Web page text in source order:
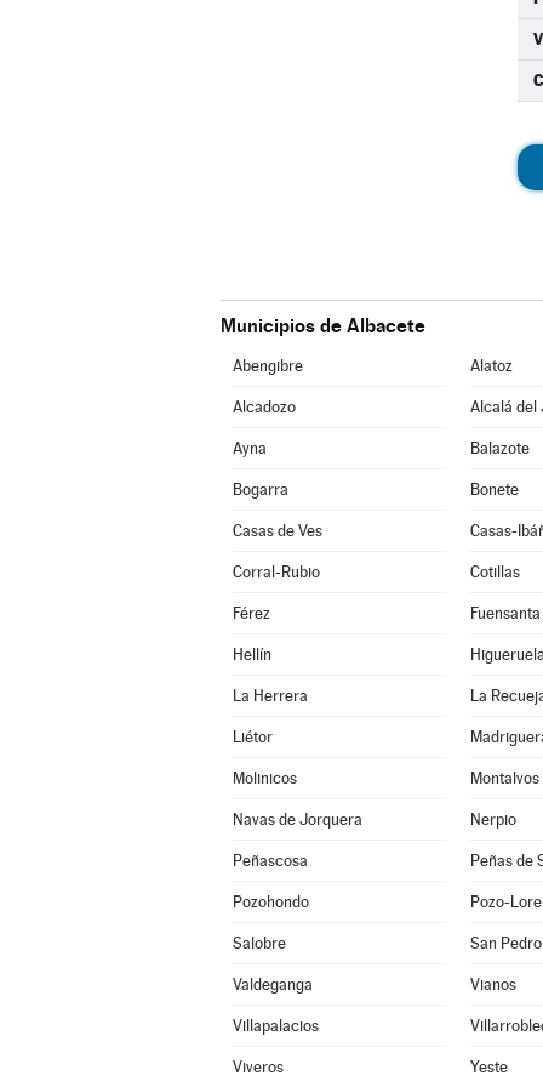
Municipios de Albacete
Abengibre Alatoz
Alcadozo Alcalá del
Ayna Balazote
Bogarra Bonete
Casas de Ves Casas-
Corral-Rubio Cotillas
Férez Fuensanta
Hellín Higueruela
La Herrera La
Liétor
Molinicos Montalvos
Navas de Jorquera Nerpio
Peñascosa Peñas de
Pozohondo Pozo-
Salobre San Pedro
Valdeganga Vianos
Villapalacios
Viveros Yeste